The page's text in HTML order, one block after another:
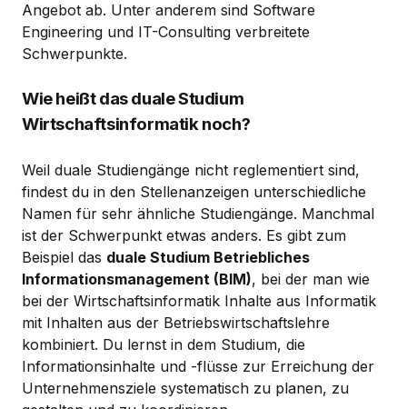
Angebot ab. Unter anderem sind Software
Engineering und IT-Consulting verbreitete
Schwerpunkte.
Wie heißt das duale Studium
Wirtschaftsinformatik noch?
Weil duale Studiengänge nicht reglementiert sind,
findest du in den Stellenanzeigen unterschiedliche
Namen für sehr ähnliche Studiengänge. Manchmal
ist der Schwerpunkt etwas anders. Es gibt zum
Beispiel das duale Studium Betriebliches
Informationsmanagement (BIM), bei der man wie
bei der Wirtschaftsinformatik Inhalte aus Informatik
mit Inhalten aus der Betriebswirtschaftslehre
kombiniert. Du lernst in dem Studium, die
Informationsinhalte und -flüsse zur Erreichung der
Unternehmensziele systematisch zu planen, zu